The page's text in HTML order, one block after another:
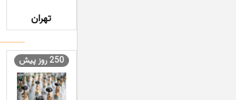
تهران
250 روز پیش